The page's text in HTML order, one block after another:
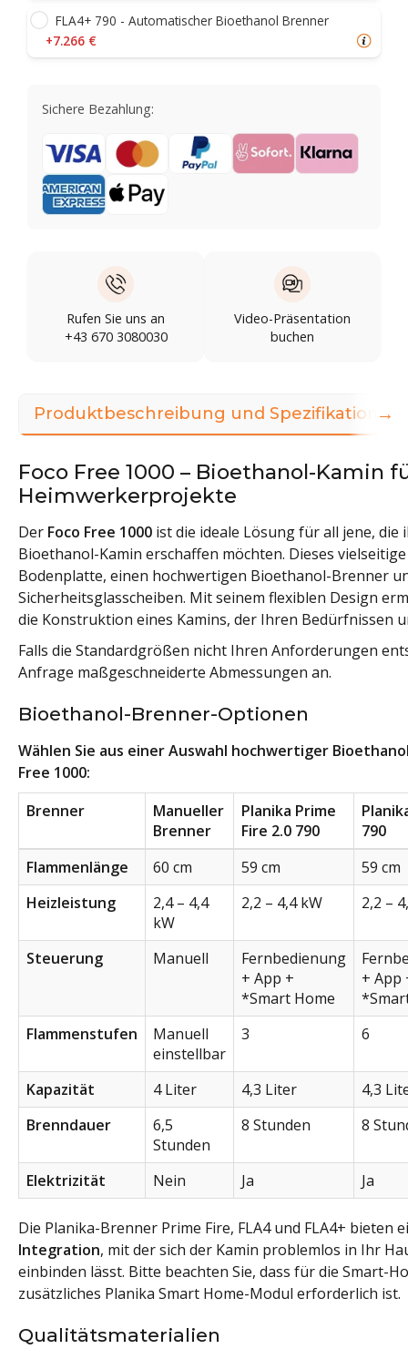
FLA4+ 790 - Automatischer Bioethanol Brenner
+7.266 €
Sichere Bezahlung:
Rufen Sie uns an
+43 670 3080030
Video-Präsentation
buchen
Produktbeschreibung und Spezifikationen
Foco Free 1000 – Bioethanol-Kamin
Heimwerkerprojekte
Der Foco Free 1000 ist die ideale Lösung für all jene,
Bioethanol-Kamin erschaffen möchten. Dieses
Bodenplatte, einen hochwertigen Bioethanol-Brenner
Sicherheitsglasscheiben. Mit seinem flexiblen Design
die Konstruktion eines Kamins, der Ihren Bedürfnissen
Falls die Standardgrößen nicht Ihren Anforderungen
Anfrage maßgeschneiderte Abmessungen an.
Bioethanol-Brenner-Optionen
Wählen Sie aus einer Auswahl hochwertiger
Free 1000:
Brenner
Manueller
Brenner
Planika Prime
Fire 2.0 790
790
Flammenlänge
60 cm 59 cm
59 cm
Heizleistung
2,4 – 4,4
kW
2,2 – 4,4 kW 2,2 –
Steuerung Manuell
Fernbedienung
+ App +
*Smart Home
+ App
Flammenstufen
Manuell
einstellbar
3 6
Kapazität 4 Liter 4,3 Liter
4,3
Brenndauer
6,5
Stunden
8 Stunden 8
Elektrizität Nein Ja Ja
Die Planika-Brenner Prime Fire, FLA4 und FLA4+ bieten
Integration, mit der sich der Kamin problemlos in Ihr
einbinden lässt. Bitte beachten Sie, dass für die Smart-
zusätzliches Planika Smart Home-Modul erforderlich ist.
Qualitätsmaterialien
→